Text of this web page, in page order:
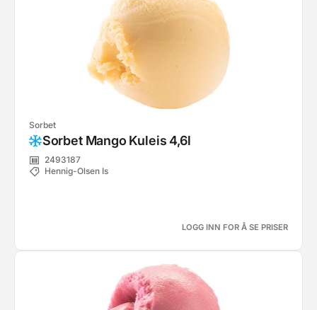
Sorbet
Sorbet Mango Kuleis 4,6l
2493187
Hennig-Olsen Is
LOGG INN FOR Å SE PRISER